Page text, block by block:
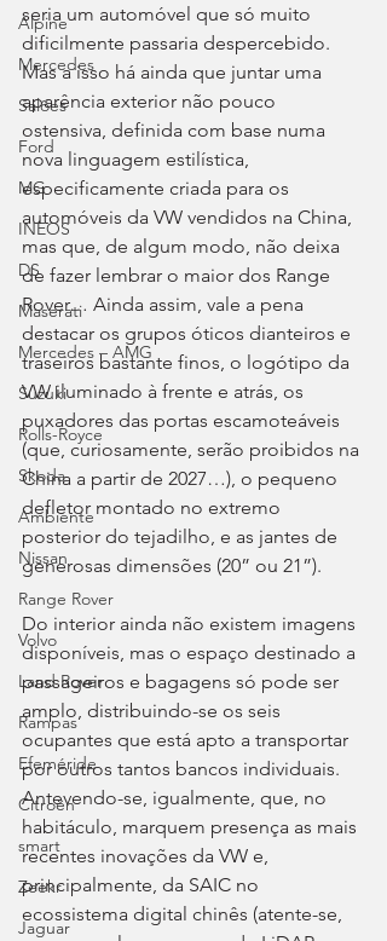
Alpine
Mercedes
Salões
Ford
MG
INEOS
DS
Maserati
Mercedes – AMG
Suzuki
Rolls-Royce
Skoda
Ambiente
Nissan
Range Rover
Volvo
Land Rover
Rampas
Efeméride
Citroën
smart
Zeekr
Jaguar
seria um automóvel que só muito
dificilmente passaria despercebido.
Mas a isso há ainda que juntar uma
aparência exterior não pouco
ostensiva, definida com base numa
nova linguagem estilística,
especificamente criada para os
automóveis da VW vendidos na China,
mas que, de algum modo, não deixa
de fazer lembrar o maior dos Range
Rover… Ainda assim, vale a pena
destacar os grupos óticos dianteiros e
traseiros bastante finos, o logótipo da
VW iluminado à frente e atrás, os
puxadores das portas escamoteáveis
(que, curiosamente, serão proibidos na
China a partir de 2027…), o pequeno
defletor montado no extremo
posterior do tejadilho, e as jantes de
generosas dimensões (20” ou 21”).
Do interior ainda não existem imagens
disponíveis, mas o espaço destinado a
passageiros e bagagens só pode ser
amplo, distribuindo-se os seis
ocupantes que está apto a transportar
por outros tantos bancos individuais.
Antevendo-se, igualmente, que, no
habitáculo, marquem presença as mais
recentes inovações da VW e,
principalmente, da SAIC no
ecossistema digital chinês (atente-se,